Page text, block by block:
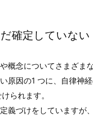
確定していない
概念についてさまざま
原因の1 つに、自律神
られます。
義づけをしていますが